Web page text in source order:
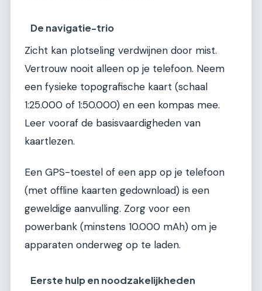
De navigatie-trio
Zicht kan plotseling verdwijnen door mist.
Vertrouw nooit alleen op je telefoon. Neem
een fysieke topografische kaart (schaal
1:25.000 of 1:50.000) en een kompas mee.
Leer vooraf de basisvaardigheden van
kaartlezen.
Een GPS-toestel of een app op je telefoon
(met offline kaarten gedownload) is een
geweldige aanvulling. Zorg voor een
powerbank (minstens 10.000 mAh) om je
apparaten onderweg op te laden.
Eerste hulp en noodzakelijkheden